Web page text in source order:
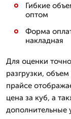
Гибкие
оптом
Форма
накладная
Для оценки
разгрузки,
прайсе
цена за куб, а
дополнительные